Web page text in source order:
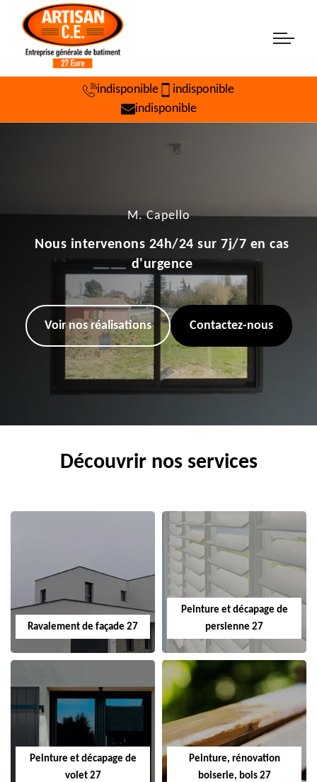
indisponible
indisponible
indisponible
M. Capello
Nous intervenons 24h/24 sur 7j/7 en cas
d'urgence
Voir nos réalisations Contactez-nous
Découvrir nos services
Ravalement de façade 27
Peinture et décapage de
persienne 27
Peinture et décapage de
volet 27
Peinture, rénovation
boiserie, bois 27